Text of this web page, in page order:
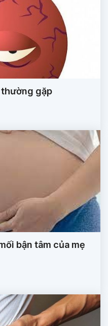
thường gặp
bận tâm của mẹ